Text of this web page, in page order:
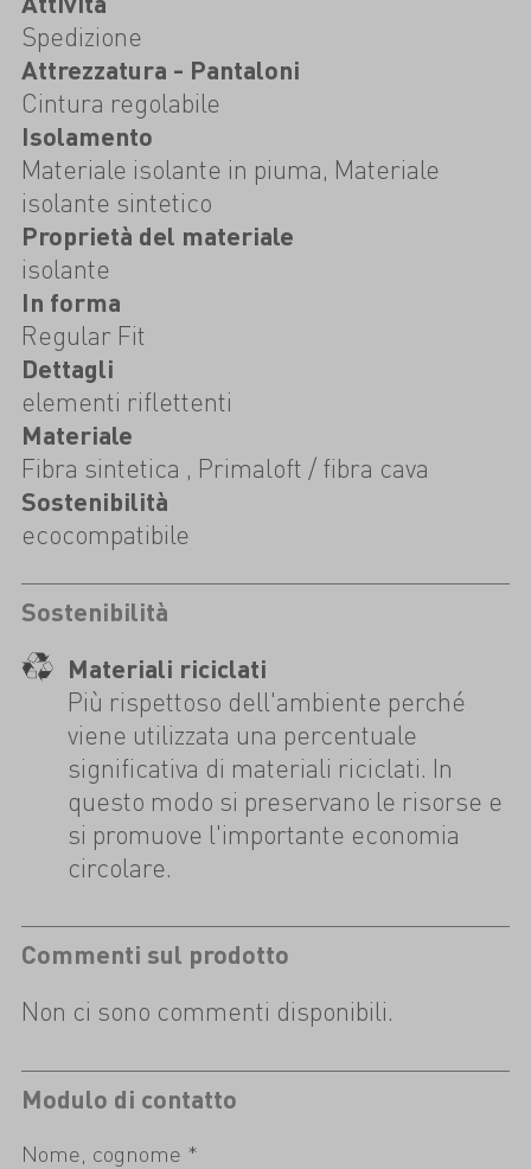
Spedizione
Attrezzatura - Pantaloni
Cintura regolabile
Isolamento
Materiale isolante in piuma, Materiale
isolante sintetico
Proprietà del materiale
isolante
In forma
Regular Fit
Dettagli
elementi riflettenti
Materiale
Fibra sintetica , Primaloft / fibra cava
Sostenibilità
ecocompatibile
Sostenibilità
Materiali riciclati
Più rispettoso dell'ambiente perché
viene utilizzata una percentuale
significativa di materiali riciclati. In
questo modo si preservano le risorse e
si promuove l'importante economia
circolare.
Commenti sul prodotto
Non ci sono commenti disponibili.
Modulo di contatto
Nome, cognome *